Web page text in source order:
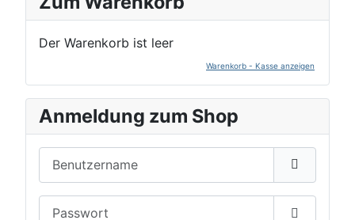
Der Warenkorb ist leer
Warenkorb - Kasse anzeigen
Anmeldung zum Shop